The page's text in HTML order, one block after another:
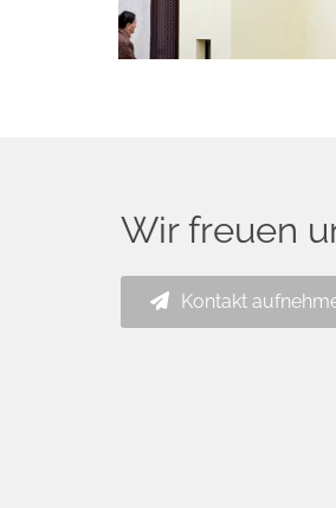
Wir freuen
Kontakt